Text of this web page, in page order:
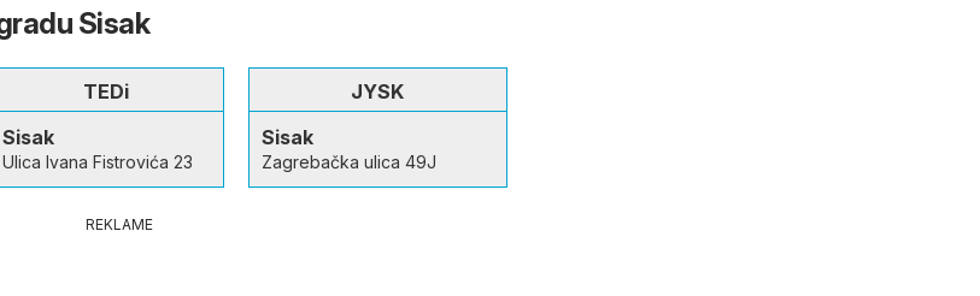
Sisak
TEDi
Sisak
Ulica Ivana Fistrovića 23
JYSK
Sisak
Zagrebačka ulica 49J
REKLAME